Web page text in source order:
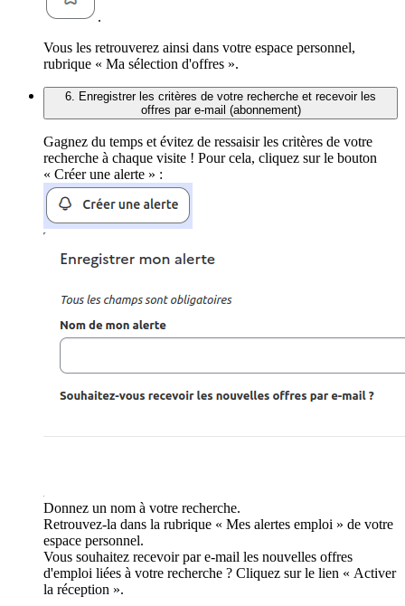
.
Vous les retrouverez ainsi dans votre espace personnel,
rubrique « Ma sélection d'offres ».
6. Enregistrer les critères de votre recherche et recevoir les
offres par e-mail (abonnement)
Gagnez du temps et évitez de ressaisir les critères de votre
recherche à chaque visite ! Pour cela, cliquez sur le bouton
« Créer une alerte » :
Donnez un nom à votre recherche.
Retrouvez-la dans la rubrique « Mes alertes emploi » de votre
espace personnel.
Vous souhaitez recevoir par e-mail les nouvelles offres
d'emploi liées à votre recherche ? Cliquez sur le lien « Activer
la réception ».